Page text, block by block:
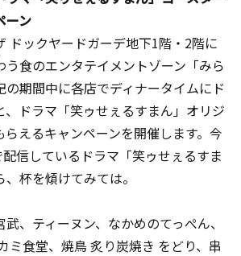
ーン
ドックヤードガーデ地下1階・2階に
う食のエンタテイメントゾーン「みら
の期間中に各店でディナータイムにド
、ドラマ「笑ゥせぇるすまん」オリジ
えるキャンペーンを開催します。今
信しているドラマ「笑ゥせぇるすま
杯を傾けてみては。
、ティーヌン、なかめのてっぺん、
ミ食堂、焼鳥 炙り炭焼き をどり、串